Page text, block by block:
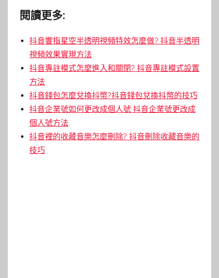
閱讀更多:
抖音響指星空半透明視頻特效怎麼做? 抖音半透明
視頻效果實現方法
抖音專註模式怎麼進入和關閉? 抖音專註模式設置
方法
抖音錢包怎麼兌換抖幣?抖音錢包兌換抖幣的技巧
抖音企業號如何更改成個人號 抖音企業號更改成
個人號方法
抖音裡的收藏音樂怎麼刪除? 抖音刪除收藏音樂的
技巧